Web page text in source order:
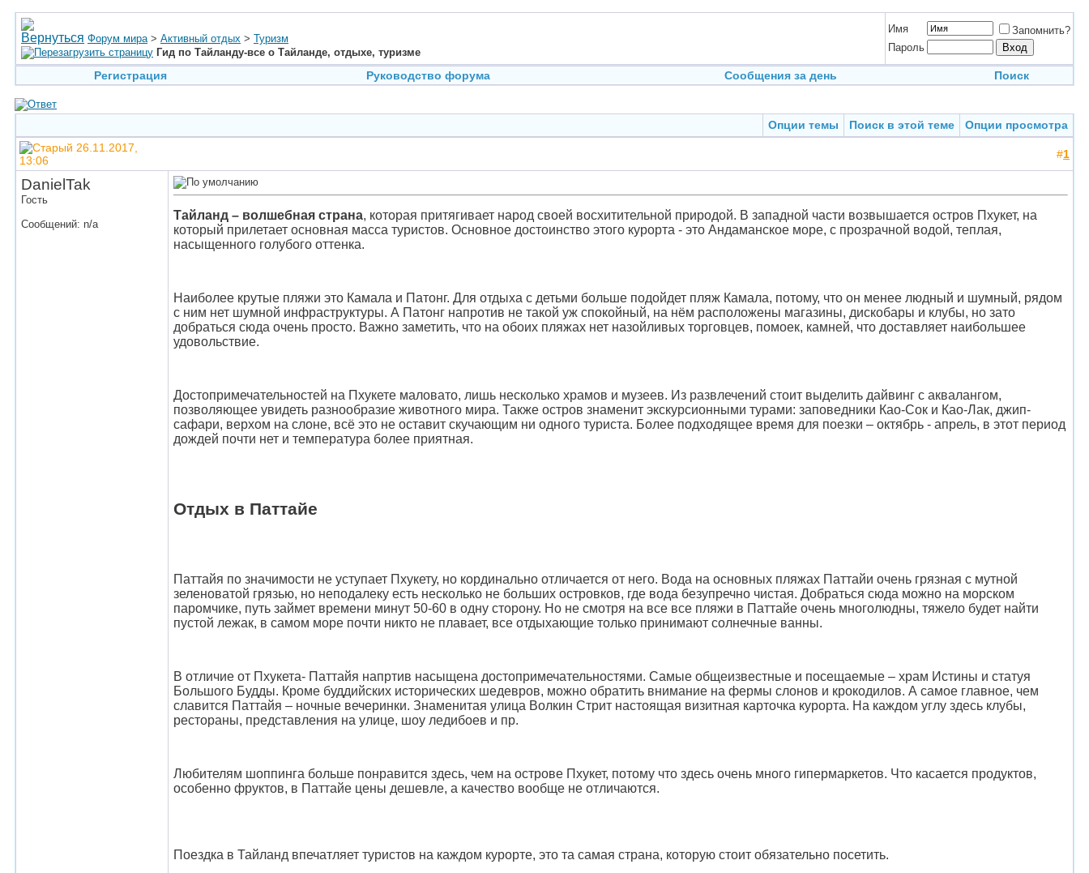
Форум мира > Активный отдых > Туризм
Гид по Тайланду-все о Тайланде, отдыхе, туризме
Имя
Запомнить?
Пароль
Регистрация Руководство форума Сообщения за день Поиск
Опции темы Поиск в этой теме
Опции просмотра
26.11.2017,
13:06
#1
DanielTak
Гость
Сообщений: n/a
Тайланд – волшебная страна, которая притягивает народ своей восхитительной природой. В западной части возвышается остров Пхукет, на
который прилетает основная масса туристов. Основное достоинство этого курорта - это Андаманское море, с прозрачной водой, теплая,
насыщенного голубого оттенка.
Наиболее крутые пляжи это Камала и Патонг. Для отдыха с детьми больше подойдет пляж Камала, потому, что он менее людный и шумный, рядом
с ним нет шумной инфраструктуры. А Патонг напротив не такой уж спокойный, на нём расположены магазины, дискобары и клубы, но зато
добраться сюда очень просто. Важно заметить, что на обоих пляжах нет назойливых торговцев, помоек, камней, что доставляет наибольшее
удовольствие.
Достопримечательностей на Пхукете маловато, лишь несколько храмов и музеев. Из развлечений стоит выделить дайвинг с аквалангом,
позволяющее увидеть разнообразие животного мира. Также остров знаменит экскурсионными турами: заповедники Као-Сок и Као-Лак, джип-
сафари, верхом на слоне, всё это не оставит скучающим ни одного туриста. Более подходящее время для поезки – октябрь - апрель, в этот период
дождей почти нет и температура более приятная.
Отдых в Паттайе
Паттайя по значимости не уступает Пхукету, но кординально отличается от него. Вода на основных пляжах Паттайи очень грязная с мутной
зеленоватой грязью, но неподалеку есть несколько не больших островков, где вода безупречно чистая. Добраться сюда можно на морском
паромчике, путь займет времени минут 50-60 в одну сторону. Но не смотря на все все пляжи в Паттайе очень многолюдны, тяжело будет найти
пустой лежак, в самом море почти никто не плавает, все отдыхающие только принимают солнечные ванны.
В отличие от Пхукета- Паттайя напртив насыщена достопримечательностями. Самые общеизвестные и посещаемые – храм Истины и статуя
Большого Будды. Кроме буддийских исторических шедевров, можно обратить внимание на фермы слонов и крокодилов. А самое главное, чем
славится Паттайя – ночные вечеринки. Знаменитая улица Волкин Стрит настоящая визитная карточка курорта. На каждом углу здесь клубы,
рестораны, представления на улице, шоу ледибоев и пр.
Любителям шоппинга больше понравится здесь, чем на острове Пхукет, потому что здесь очень много гипермаркетов. Что касается продуктов,
особенно фруктов, в Паттайе цены дешевле, а качество вообще не отличаются.
Поездка в Тайланд впечатляет туристов на каждом курорте, это та самая страна, которую стоит обязательно посетить.